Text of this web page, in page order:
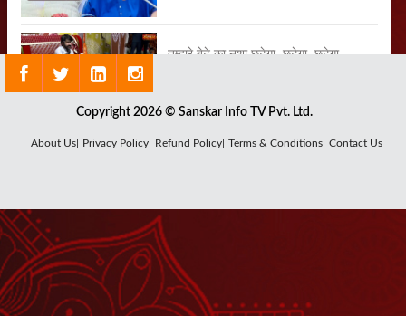
तुम्हारे बेटे का नशा छूटेगा, छूटेगा, छूटेगा
July 30, 2026
Copyright 2026 © Sanskar Info TV Pvt. Ltd.
About Us| Privacy Policy| Refund Policy| Terms & Conditions| Contact Us